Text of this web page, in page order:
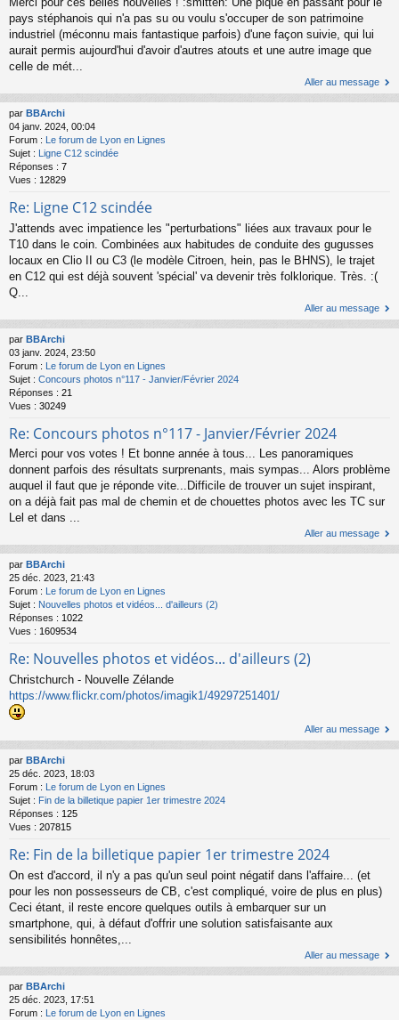
pays stéphanois qui n'a pas su ou voulu s'occuper de son patrimoine
industriel (méconnu mais fantastique parfois) d'une façon suivie, qui lui
aurait permis aujourd'hui d'avoir d'autres atouts et une autre image que
celle de mét...
Aller au message
par BBArchi
04 janv. 2024, 00:04
Forum : Le forum de Lyon en Lignes
Sujet : Ligne C12 scindée
Réponses : 7
Vues : 12829
Re: Ligne C12 scindée
J'attends avec impatience les "perturbations" liées aux travaux pour le
T10 dans le coin. Combinées aux habitudes de conduite des gugusses
locaux en Clio II ou C3 (le modèle Citroen, hein, pas le BHNS), le trajet
en C12 qui est déjà souvent 'spécial' va devenir très folklorique. Très. :(
Q...
Aller au message
par BBArchi
03 janv. 2024, 23:50
Forum : Le forum de Lyon en Lignes
Sujet : Concours photos n°117 - Janvier/Février 2024
Réponses : 21
Vues : 30249
Re: Concours photos n°117 - Janvier/Février 2024
Merci pour vos votes ! Et bonne année à tous... Les panoramiques
donnent parfois des résultats surprenants, mais sympas... Alors problème
auquel il faut que je réponde vite...Difficile de trouver un sujet inspirant,
on a déjà fait pas mal de chemin et de chouettes photos avec les TC sur
Lel et dans ...
Aller au message
par BBArchi
25 déc. 2023, 21:43
Forum : Le forum de Lyon en Lignes
Sujet : Nouvelles photos et vidéos... d'ailleurs (2)
Réponses : 1022
Vues : 1609534
Re: Nouvelles photos et vidéos... d'ailleurs (2)
Christchurch - Nouvelle Zélande
https://www.flickr.com/photos/imagik1/49297251401/
Aller au message
par BBArchi
25 déc. 2023, 18:03
Forum :
Le forum de Lyon en Lignes
Sujet : Fin de la billetique papier 1er trimestre 2024
Réponses : 125
Vues : 207815
Re: Fin de la billetique papier 1er trimestre 2024
On est d'accord, il n'y a pas qu'un seul point négatif dans l'affaire... (et
pour les non possesseurs de CB, c'est compliqué, voire de plus en plus)
Ceci étant, il reste encore quelques outils à embarquer sur un
smartphone, qui, à défaut d'offrir une solution satisfaisante aux
sensibilités honnêtes,...
Aller au message
par BBArchi
25 déc. 2023, 17:51
Forum : Le forum de Lyon en Lignes